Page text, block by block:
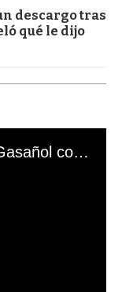
descargo tras
qué le dijo
El mal momento de Yanina Gasañol con un hincha argentino en "Subrayado"